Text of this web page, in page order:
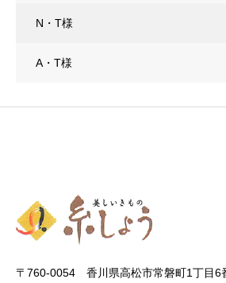
N・T様
A・T様
〒760-0054 香川県高松市常磐町1丁目6